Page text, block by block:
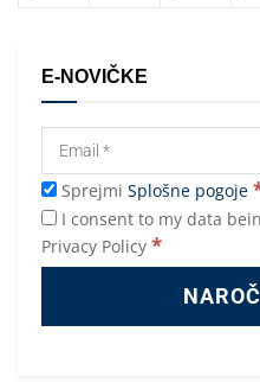
E-NOVIČKE
Sprejmi Splošne pogoje
I consent to my data
Privacy Policy *